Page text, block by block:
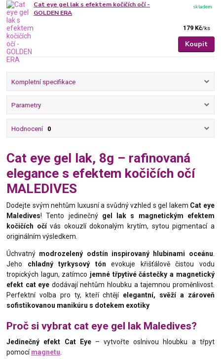
Cat eye gel lak s efektem kočičích očí -
GOLDEN ERA
179 Kč/ks
skladem
Koupit
Kompletní specifikace
Parametry
Hodnocení 0
Cat eye gel lak, 8g – rafinovaná
elegance s efektem kočičích očí
MALEDIVES
Dodejte svým nehtům luxusní a svůdný vzhled s gel lakem Cat eye
Maledives! Tento jedinečný gel lak s magnetickým efektem
kočičích očívás okouzlí dokonalým krytím, sytou pigmentací a
originálním výsledkem.
Úchvatný modrozelený odstín inspirovaný hlubinami oceánu.
Jeho chladný tyrkysový tón evokuje křišťálově čistou vodu
tropických lagun, zatímco jemné třpytivé částečky a magnetický
efekt cat eye dodávají nehtům hloubku a tajemnou proměnlivost.
Perfektní volba pro ty, kteří chtějí elegantní, svěží a zároveň
sofistikovanou manikúru s dotekem exotiky
Proč si vybrat cat eye gel lak Maledives?
Jedinečný efekt Cat Eye– vytvořte oslnivou hloubku a třpyt
pomocímagnetu